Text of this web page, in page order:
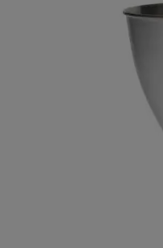
the Juice
making various
apple, kiwi,
to peel, core
waste.
coconut.